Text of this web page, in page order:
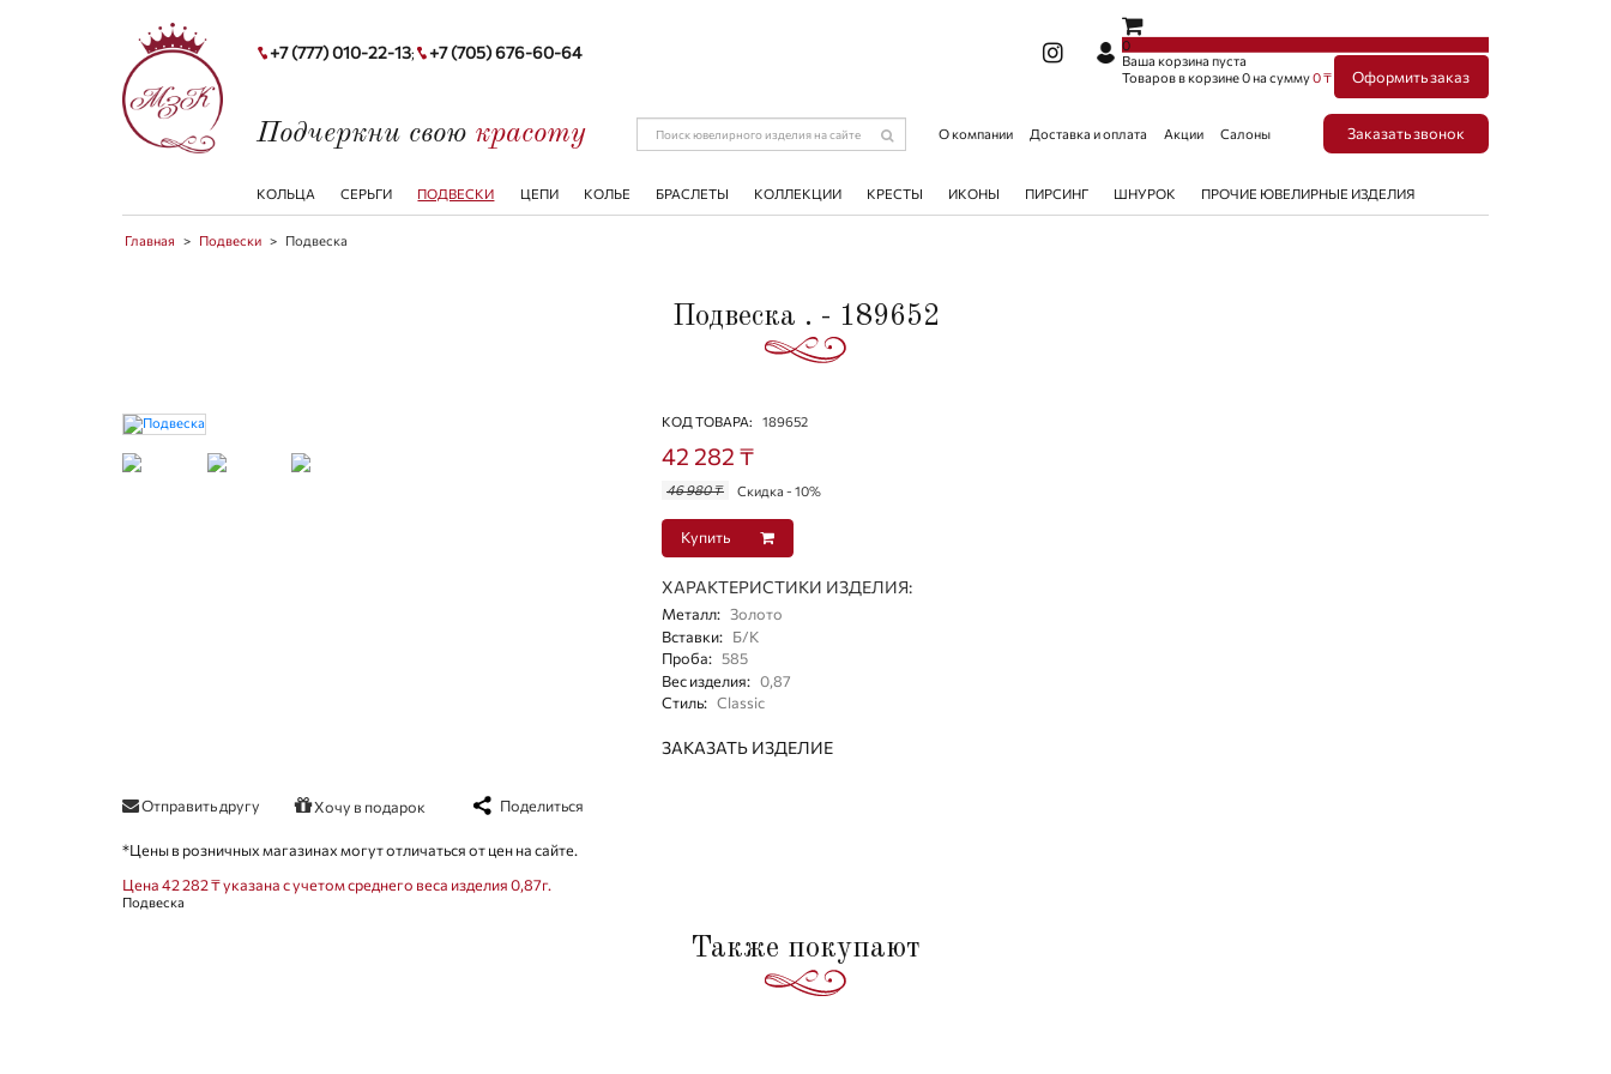
+7 (777) 010-22-13; +7 (705) 676-60-64
0
Ваша корзина пуста
Товаров в корзине0на сумму0 ₸ Оформить заказ
Подчеркни свою красоту О компании Доставка и оплата Акции Салоны Заказать звонок
КОЛЬЦА СЕРЬГИ ПОДВЕСКИ ЦЕПИ КОЛЬЕ БРАСЛЕТЫ КОЛЛЕКЦИИ КРЕСТЫ ИКОНЫ ПИРСИНГ ШНУРОК ПРОЧИЕ ЮВЕЛИРНЫЕ ИЗДЕЛИЯ
Главная > Подвески > Подвеска
Подвеска . - 189652
КОД ТОВАРА: 189652
42 282 ₸
46 980 ₸ Скидка - 10%
Купить
ХАРАКТЕРИСТИКИ ИЗДЕЛИЯ:
Металл: Золото
Вставки: Б/К
Проба: 585
Вес изделия: 0,87
Стиль: Classic
ЗАКАЗАТЬ ИЗДЕЛИЕ
Отправить другу Хочу в подарок Поделиться
*Цены в розничных магазинах могут отличаться от цен на сайте.
Цена 42 282 ₸ указана с учетом среднего веса изделия 0,87г.
Подвеска
Также покупают